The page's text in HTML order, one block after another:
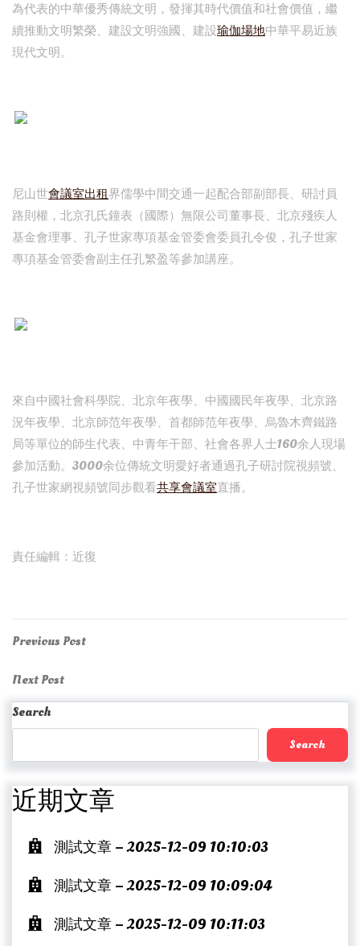
為代表的中華優秀傳統文明，發揮其時代價值和社會價值，繼
續推動文明繁榮、建設文明強國、建設瑜伽場地中華平易近族
現代文明。
尼山世會議室出租界儒學中間交通一起配合部副部長、研討員
路則權，北京孔氏鐘表（國際）無限公司董事長、北京殘疾人
基金會理事、孔子世家專項基金管委會委員孔令俊，孔子世家
專項基金管委會副主任孔繁盈等參加講座。
來自中國社會科學院、北京年夜學、中國國民年夜學、北京路
況年夜學、北京師范年夜學、首都師范年夜學、烏魯木齊鐵路
局等單位的師生代表、中青年干部、社會各界人士160余人現場
參加活動。3000余位傳統文明愛好者通過孔子研討院視頻號、
孔子世家網視頻號同步觀看共享會議室直播。
責任編輯：近復
Post
navigation
Previous
Previous Post
Next
Post
Next Post
Search
Search
近期文章
測試文章 – 2025-12-09 10:10:03
測試文章 – 2025-12-09 10:09:04
測試文章 – 2025-12-09 10:11:03